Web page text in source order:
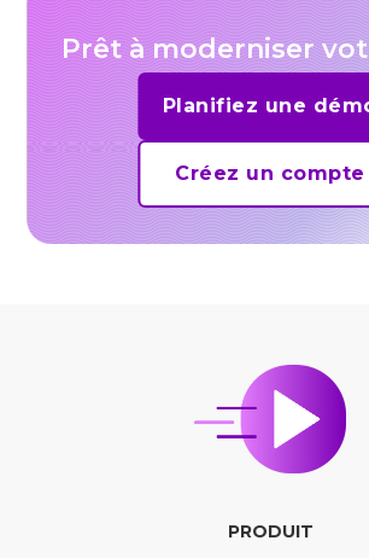
Prêt à moderniser
Planifiez une
Créez un compte
PRODUIT